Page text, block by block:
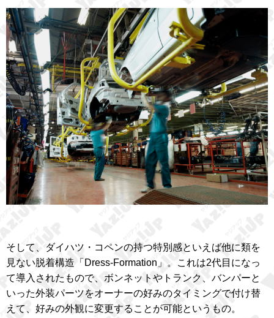
そして、ダイハツ・コペンの持つ特別感といえば他に類を
見ない脱着構造「Dress-Formation」。これは2代目になっ
て導入されたもので、ボンネットやトランク、バンパーと
いった外装パーツをオーナーの好みのタイミングで付け替
えて、好みの外観に変更することが可能というもの。